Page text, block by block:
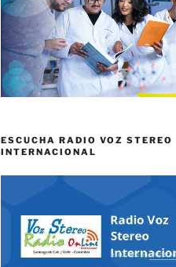
ESCUCHA RADIO VOZ STEREO
INTERNACIONAL